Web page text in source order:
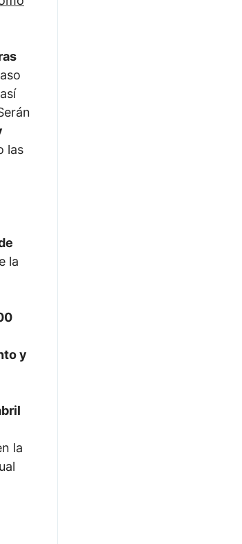
las
la
y
la